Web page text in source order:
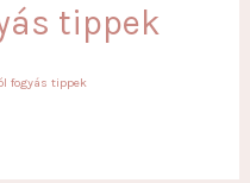
tippek
fogyás tippek